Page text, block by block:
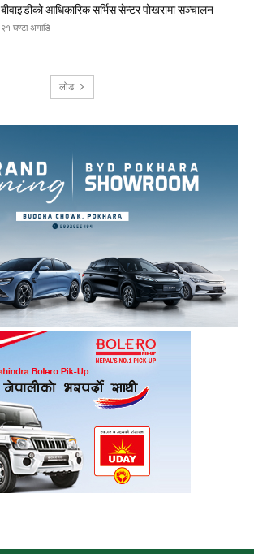
बीवाइडीको आधिकारिक सर्भिस सेन्टर पोखरामा सञ्चालन
२१ घण्टा अगाडि
लोड